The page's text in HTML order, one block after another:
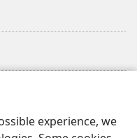
experience, we